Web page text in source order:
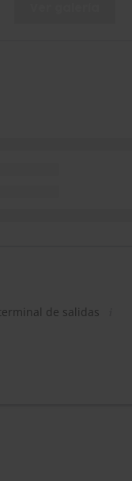
de salidas